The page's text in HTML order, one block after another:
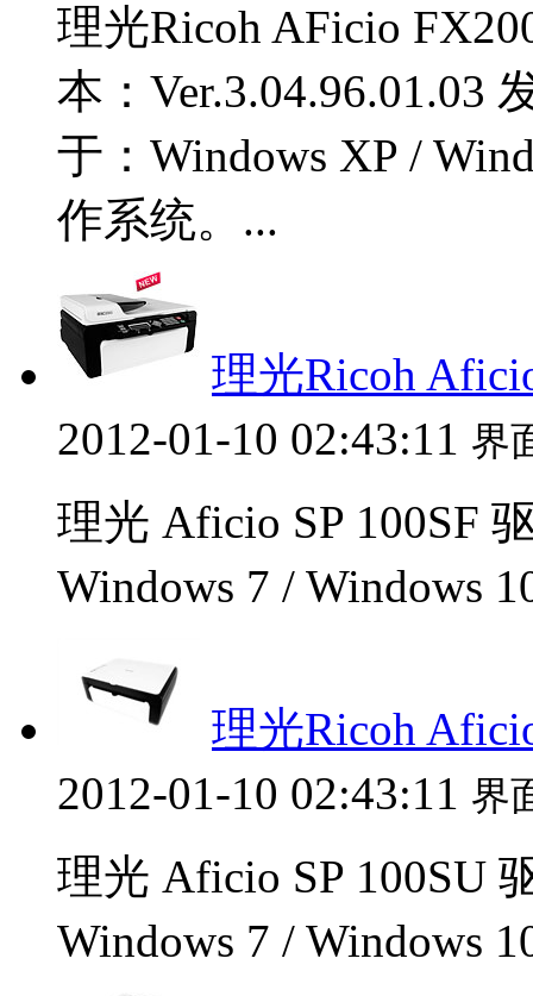
理光Ricoh AFicio
本：Ver.3.04.96.01.03
于：Windows XP /
作系统。...
理光Ricoh
2012-01-10 02:43:11 界
理光 Aficio SP 100SF
Windows 7 / Windows
理光Ricoh
2012-01-10 02:43:11 界
理光 Aficio SP 100SU
Windows 7 / Windows